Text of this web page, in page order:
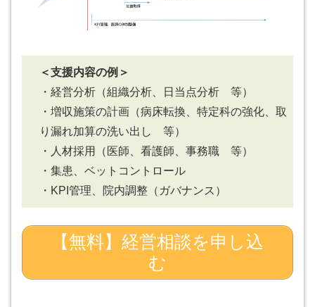
＜支援内容の例＞
・経営分析（組織分析、日当点分析 等）
・増収施策の計画（病床転換、特定科の強化、取
り漏れ加算の洗い出し 等）
・人材採用（医師、看護師、事務職 等）
・集患、ベットコントロール
・KPI管理、院内調整（ガバナンス）
【無料】経営相談を申し込
む